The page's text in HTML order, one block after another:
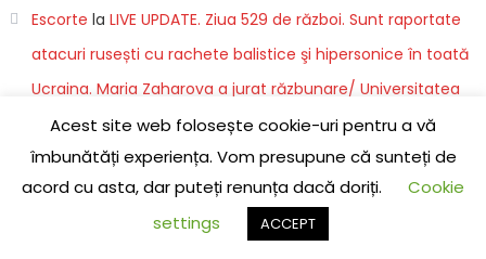
Escorte la LIVE UPDATE. Ziua 529 de război. Sunt raportate
atacuri rusești cu rachete balistice şi hipersonice în toată
Ucraina. Maria Zaharova a jurat răzbunare/ Universitatea
de Economie și Comerț din Donețk a fost atacată/ Ruşii
distrug un centru pentru transfuzie sanguină din Harkov
Acest site web folosește cookie-uri pentru a vă
îmbunătăți experiența. Vom presupune că sunteți de
acord cu asta, dar puteți renunța dacă doriți.
Cookie
settings
ACCEPT